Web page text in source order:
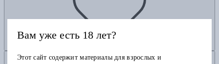
Добавить в корзину
Вам уже есть 18 лет?
Этот сайт содержит материалы для взрослых и